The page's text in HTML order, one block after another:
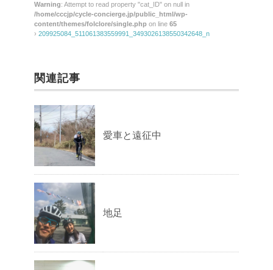
Warning: Attempt to read property "cat_ID" on null in
/home/cccjp/cycle-concierge.jp/public_html/wp-
content/themes/folclore/single.php on line 65
› 209925084_511061383559991_3493026138550342648_n
関連記事
愛車と遠征中
地足